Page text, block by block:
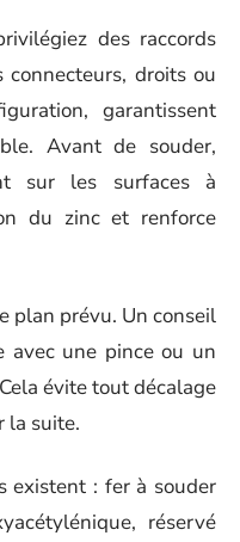
des raccords
connecteurs, droits ou
garantissent
Avant de souder,
sur les surfaces à
du zinc et renforce
plan prévu. Un conseil
avec une pince ou un
évite tout décalage
la suite.
existent : fer à souder
réservé